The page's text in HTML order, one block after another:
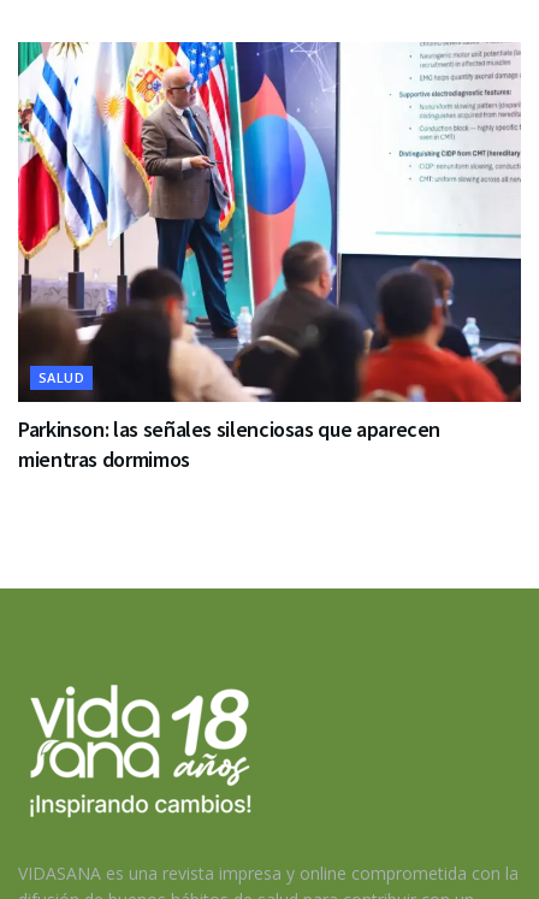
SALUD
Parkinson: las señales silenciosas que aparecen
mientras dormimos
VIDASANA es una revista impresa y online comprometida con la